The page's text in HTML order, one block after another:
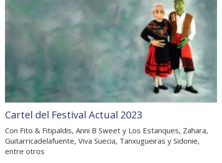
Cartel del Festival Actual 2023
Con Fito & Fitipaldis, Anni B Sweet y Los Estanques, Zahara,
Guitarricadelafuente, Viva Suecia, Tanxugueiras y Sidonie,
entre otros